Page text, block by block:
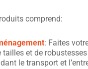
comprend:
: Faites
tailles et de
le transport et